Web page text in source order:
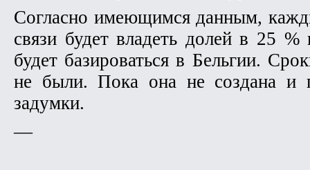
Согласно имеющимся данным,
связи будет владеть долей в 25
будет базироваться в Бельгии.
не были. Пока она не создана и
задумки.
—